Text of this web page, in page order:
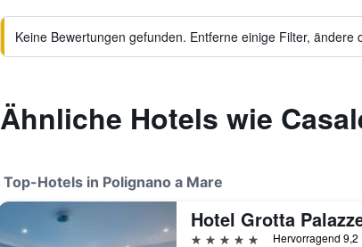
Keine Bewertungen gefunden. Entferne einige Filter,
Ähnliche Hotels wie
Top-Hotels in Polignano a Mare
Hotel Grotta
5 Sterne
Hervorragend 9,2